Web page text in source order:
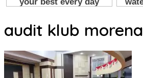
audit klub morena